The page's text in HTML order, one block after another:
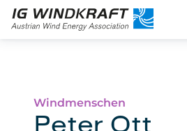
Windmenschen